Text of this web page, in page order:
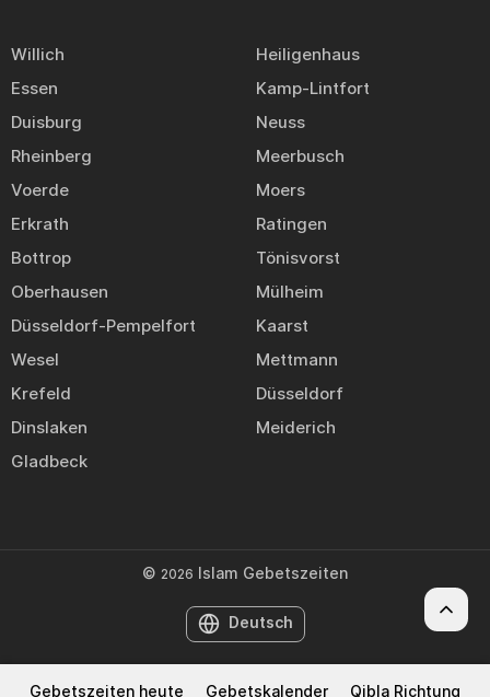
Gebetszeiten heute Gebetskalender Qibla Richtung
Willich
Heiligenhaus
Essen
Kamp-Lintfort
Duisburg
Neuss
Rheinberg
Meerbusch
Voerde
Moers
Erkrath
Ratingen
Bottrop
Tönisvorst
Oberhausen
Mülheim
Düsseldorf-Pempelfort
Kaarst
Wesel
Mettmann
Krefeld
Düsseldorf
Dinslaken
Meiderich
Gladbeck
© 2026 Islam Gebetszeiten
Deutsch